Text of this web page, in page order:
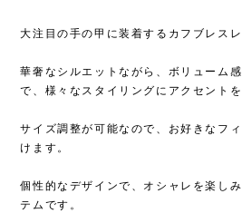
大注目の手の甲に装着するカフブレスレ
華奢なシルエットながら、ボリューム
で、様々なスタイリングにアクセントを
サイズ調整が可能なので、お好きなフ
けます。
個性的なデザインで、オシャレを楽し
テムです。